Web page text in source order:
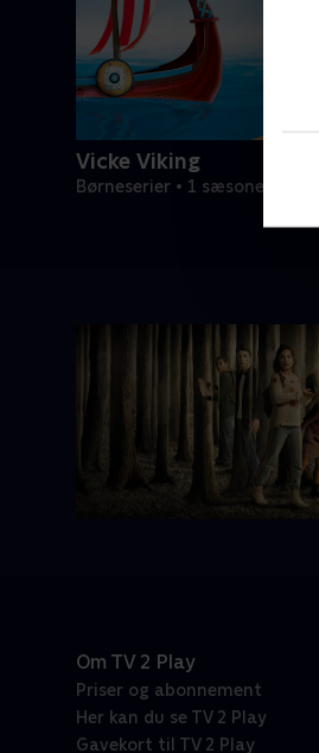
Vicke Viking
Børneserier • 1 sæsoner
Om TV 2 Play
Priser og abonnement
Her kan du se TV 2 Play
Gavekort til TV 2 Play